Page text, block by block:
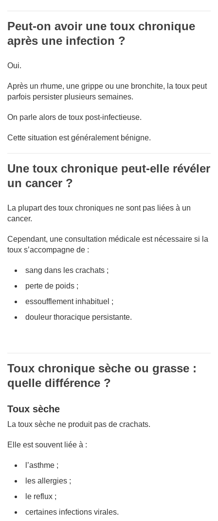
Peut-on avoir une toux chronique
après une infection ?
Oui.
Après un rhume, une grippe ou une bronchite, la toux peut
parfois persister plusieurs semaines.
On parle alors de toux post-infectieuse.
Cette situation est généralement bénigne.
Une toux chronique peut-elle révéler
un cancer ?
La plupart des toux chroniques ne sont pas liées à un
cancer.
Cependant, une consultation médicale est nécessaire si la
toux s’accompagne de :
sang dans les crachats ;
perte de poids ;
essoufflement inhabituel ;
douleur thoracique persistante.
Toux chronique sèche ou grasse :
quelle différence ?
Toux sèche
La toux sèche ne produit pas de crachats.
Elle est souvent liée à :
l’asthme ;
les allergies ;
le reflux ;
certaines infections virales.